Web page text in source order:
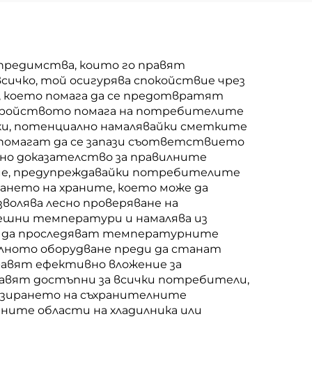
които го правят
той осигурява спокойствие чрез
помага да се предотвратят
помага на потребителите
потенциално намалявайки сметките
да се запази съответствието
доказателство за правилните
предупреждавайки потребителите
на храните, което може да
лесно проверяване на
температури и намалява из
да проследяват температурните
оборудване преди да станат
ефективно вложение за
достъпни за всички потребители,
на съхранителните
области на хладилника или